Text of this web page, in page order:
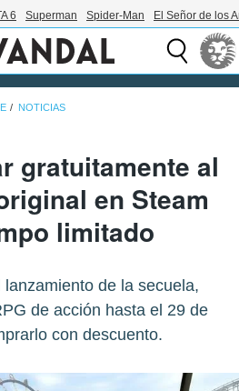
6 Superman Spider-Man El Señor de los
NOTICIAS
gratuitamente al
en Steam
limitado
de la secuela,
de acción hasta el 29 de
con descuento.